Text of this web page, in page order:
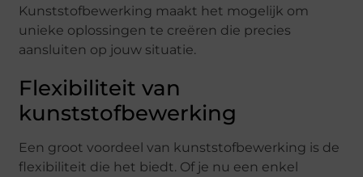
Kunststofbewerking maakt het mogelijk om
unieke oplossingen te creëren die precies
aansluiten op jouw situatie.
Flexibiliteit van
kunststofbewerking
Een groot voordeel van kunststofbewerking is de
flexibiliteit die het biedt. Of je nu een enkel